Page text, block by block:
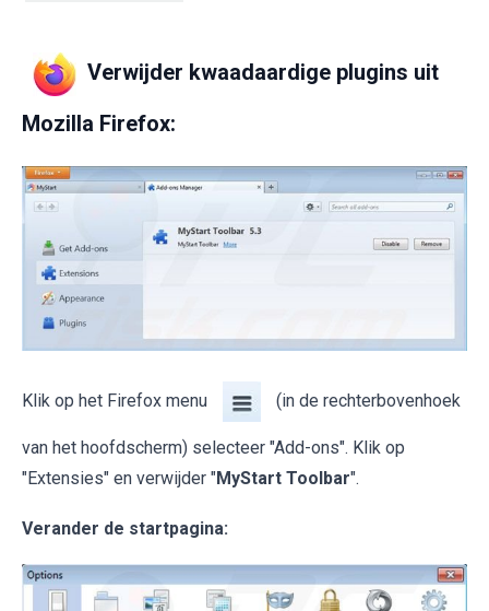
Verwijder kwaadaardige plugins uit
Mozilla Firefox:
Klik op het Firefox menu (in de rechterbovenhoek
van het hoofdscherm) selecteer "Add-ons". Klik op
"Extensies" en verwijder "MyStart Toolbar".
Verander de startpagina: